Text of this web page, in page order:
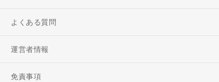
よくある質問
運営者情報
免責事項